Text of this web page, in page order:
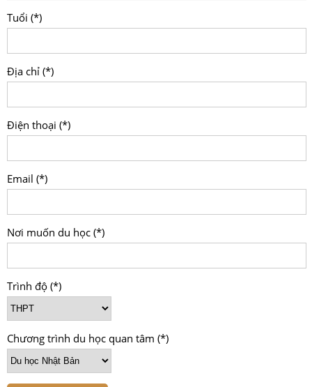
Tuổi (*)
Địa chỉ (*)
Điện thoại (*)
Email (*)
Nơi muốn du học (*)
Trình độ (*)
Chương trình du học quan tâm (*)